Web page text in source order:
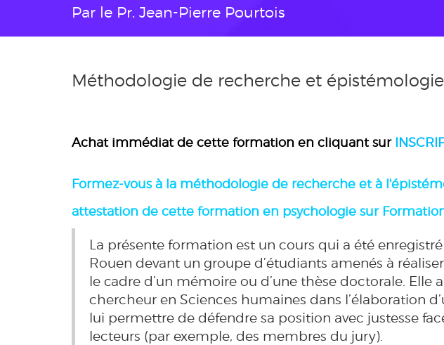
Par le Pr. Jean-Pierre Pourtois
Méthodologie de recherche et épistémologie
Achat immédiat de cette formation en cliquant sur
Formez-vous à la méthodologie de recherche et à
attestation de cette formation en psychologie sur
La présente formation est un cours qui a été enregistré
Rouen devant un groupe d’étudiants amenés à
le cadre d’un mémoire ou d’une thèse doctorale. Elle
chercheur en Sciences humaines dans l’élaboration
lui permettre de défendre sa position avec justesse
lecteurs (par exemple, des membres du jury).